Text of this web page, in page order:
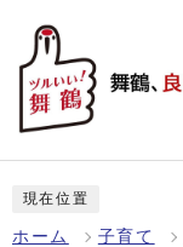
現在位置
ホーム 子育て